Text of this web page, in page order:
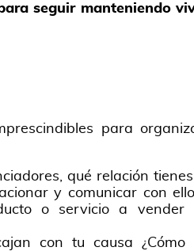
seguir manteniendo
para
qué relación
y comunicar con
o servicio a
con tu causa ¿Cómo